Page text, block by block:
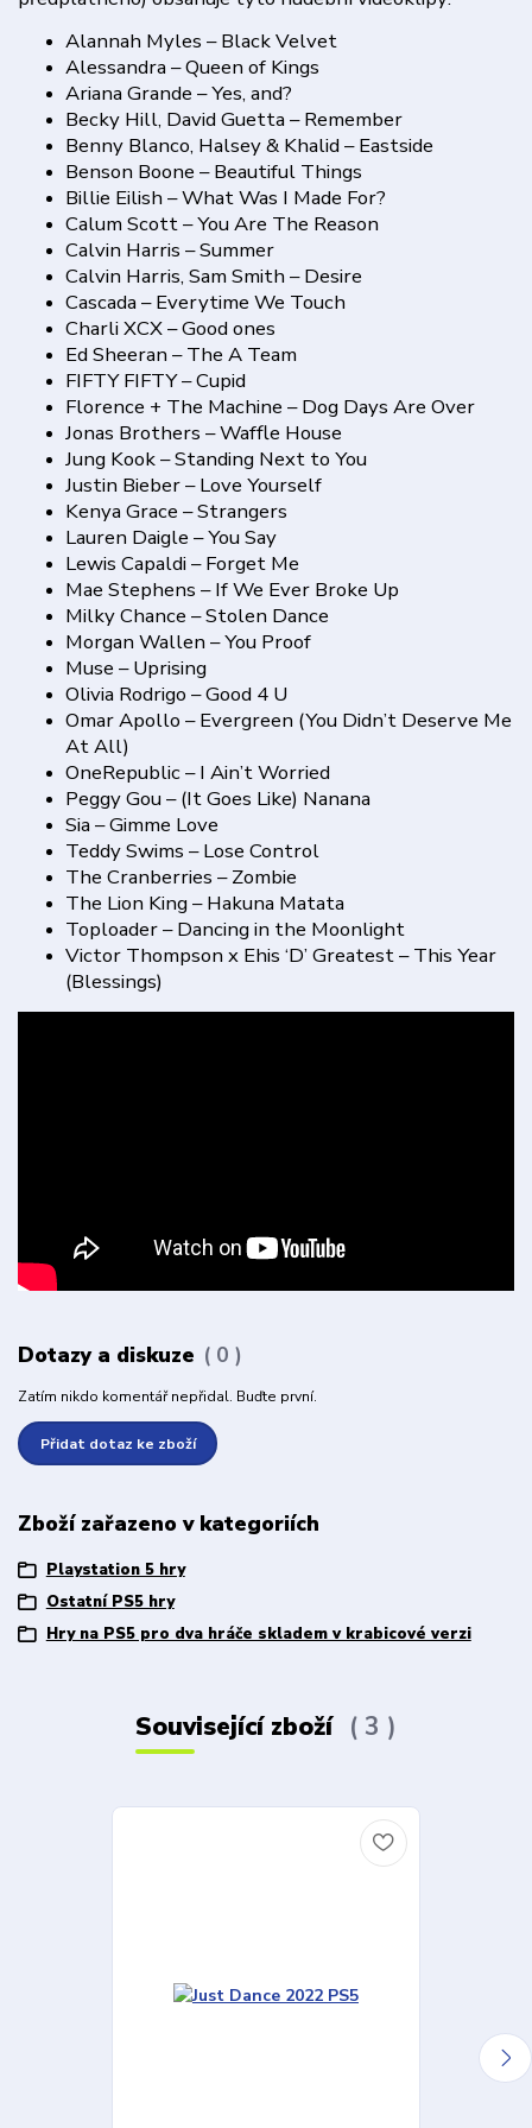
Alannah Myles – Black Velvet
Alessandra – Queen of Kings
Ariana Grande – Yes, and?
Becky Hill, David Guetta – Remember
Benny Blanco, Halsey & Khalid – Eastside
Benson Boone – Beautiful Things
Billie Eilish – What Was I Made For?
Calum Scott – You Are The Reason
Calvin Harris – Summer
Calvin Harris, Sam Smith – Desire
Cascada – Everytime We Touch
Charli XCX – Good ones
Ed Sheeran – The A Team
FIFTY FIFTY – Cupid
Florence + The Machine – Dog Days Are Over
Jonas Brothers – Waffle House
Jung Kook – Standing Next to You
Justin Bieber – Love Yourself
Kenya Grace – Strangers
Lauren Daigle – You Say
Lewis Capaldi – Forget Me
Mae Stephens – If We Ever Broke Up
Milky Chance – Stolen Dance
Morgan Wallen – You Proof
Muse – Uprising
Olivia Rodrigo – Good 4 U
Omar Apollo – Evergreen (You Didn’t Deserve Me
At All)
OneRepublic – I Ain’t Worried
Peggy Gou – (It Goes Like) Nanana
Sia – Gimme Love
Teddy Swims – Lose Control
The Cranberries – Zombie
The Lion King – Hakuna Matata
Toploader – Dancing in the Moonlight
Victor Thompson x Ehis ‘D’ Greatest – This Year
(Blessings)
Dotazy a diskuze 0
Zatím nikdo komentář nepřidal. Buďte první.
Přidat dotaz ke zboží
Zboží zařazeno v kategoriích
Playstation 5 hry
Ostatní PS5 hry
Hry na PS5 pro dva hráče skladem v krabicové verzi
Související zboží 3